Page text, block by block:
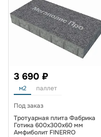
3 690 ₽
м2 паллет
Под заказ
Тротуарная плита Фабрика
Готика 600х300х60 мм
Амфиболит FINERRO